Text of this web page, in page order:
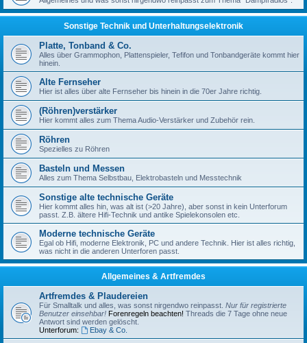
Sonstige Technik und Unterhaltungselektronik
Platte, Tonband & Co.
Alles über Grammophon, Plattenspieler, Tefifon und Tonbandgeräte kommt hier
hinein.
Alte Fernseher
Hier ist alles über alte Fernseher bis hinein in die 70er Jahre richtig.
(Röhren)verstärker
Hier kommt alles zum Thema Audio-Verstärker und Zubehör rein.
Röhren
Spezielles zu Röhren
Basteln und Messen
Alles zum Thema Selbstbau, Elektrobasteln und Messtechnik
Sonstige alte technische Geräte
Hier kommt alles hin, was alt ist (>20 Jahre), aber sonst in kein Unterforum
passt. Z.B. ältere Hifi-Technik und antike Spielekonsolen etc.
Moderne technische Geräte
Egal ob Hifi, moderne Elektronik, PC und andere Technik. Hier ist alles richtig,
was nicht in die anderen Unterforen passt.
Allgemeines & Artfremdes
Artfremdes & Plaudereien
Für Smalltalk und alles, was sonst nirgendwo reinpasst. Nur für registrierte
Benutzer einsehbar! Forenregeln beachten! Threads die 7 Tage ohne neue
Antwort sind werden gelöscht.
Unterforum:
Ebay & Co.